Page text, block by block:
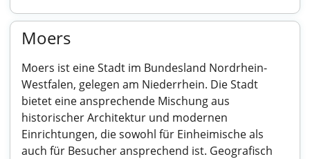
Moers
Moers ist eine Stadt im Bundesland Nordrhein-
Westfalen, gelegen am Niederrhein. Die Stadt
bietet eine ansprechende Mischung aus
historischer Architektur und modernen
Einrichtungen, die sowohl für Einheimische als
auch für Besucher ansprechend ist. Geografisch